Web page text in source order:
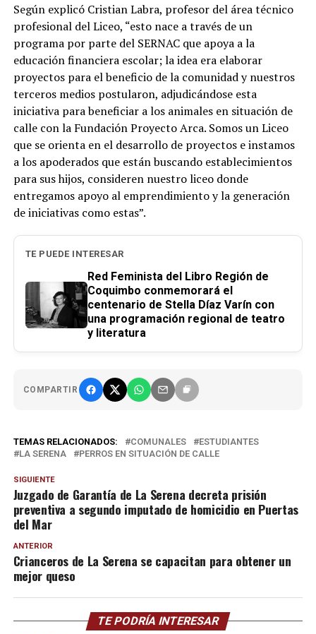
Según explicó Cristian Labra, profesor del área técnico
profesional del Liceo, “esto nace a través de un
programa por parte del SERNAC que apoya a la
educación financiera escolar; la idea era elaborar
proyectos para el beneficio de la comunidad y nuestros
terceros medios postularon, adjudicándose esta
iniciativa para beneficiar a los animales en situación de
calle con la Fundación Proyecto Arca. Somos un Liceo
que se orienta en el desarrollo de proyectos e instamos
a los apoderados que están buscando establecimientos
para sus hijos, consideren nuestro liceo donde
entregamos apoyo al emprendimiento y la generación
de iniciativas como estas”.
TE PUEDE INTERESAR
Red Feminista del Libro Región de
Coquimbo conmemorará el
centenario de Stella Díaz Varín con
una programación regional de teatro
y literatura
COMPARTIR
TEMAS RELACIONADOS: COMUNALES
ESTUDIANTES
LA SERENA
PERROS EN SITUACIÓN DE CALLE
SIGUIENTE
Juzgado de Garantía de La Serena decreta prisión
preventiva a segundo imputado de homicidio en Puertas
del Mar
ANTERIOR
Crianceros de La Serena se capacitan para obtener un
mejor queso
TE PODRÍA INTERESAR